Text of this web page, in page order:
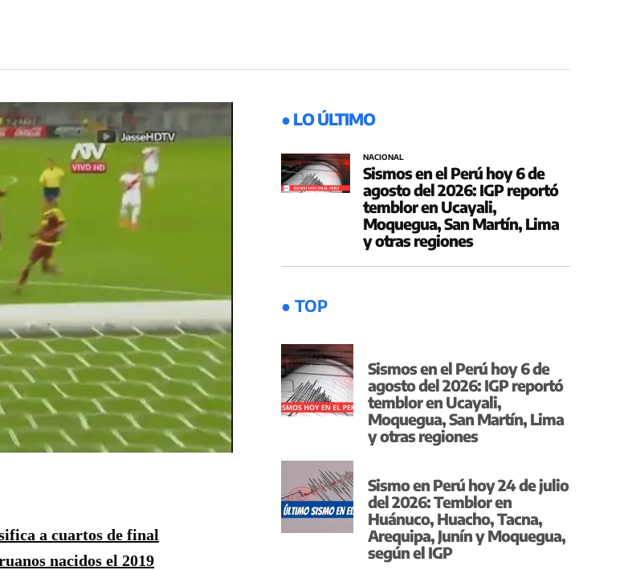
a cuartos de final
nacidos el 2019
● LO ÚLTIMO
NACIONAL
Sismos en el Perú hoy 6 de
agosto del 2026: IGP reportó
temblor en Ucayali,
Moquegua, San Martín, Lima
y otras regiones
● TOP
Sismos en el Perú hoy 6 de
agosto del 2026: IGP reportó
temblor en Ucayali,
Moquegua, San Martín, Lima
y otras regiones
Sismo en Perú hoy 24 de julio
del 2026: Temblor en
Huánuco, Huacho, Tacna,
Arequipa, Junín y Moquegua,
según el IGP